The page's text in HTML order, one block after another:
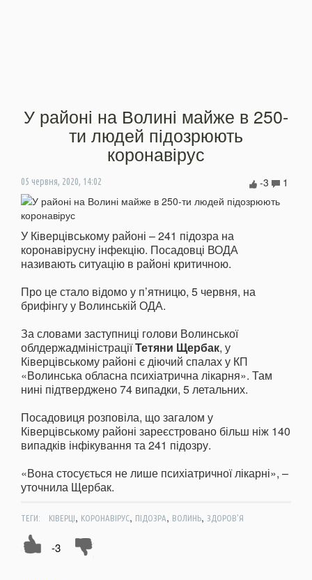
У районі на Волині майже в 250-
ти людей підозрюють
коронавірус
05 червня, 2020, 14:02 1
-3
У Ківерцівському районі – 241 підозра на
коронавірусну інфекцію. Посадовці ВОДА
називають ситуацію в районі критичною.
Про це стало відомо у п’ятницю, 5 червня, на
брифінгу у Волинській ОДА.
За словами заступниці голови Волинської
облдержадміністраціїТетяни Щербак, у
Ківерцівському районі є діючий спалах у КП
«Волинська обласна психіатрична лікарня». Там
нині підтверджено 74 випадки, 5 летальних.
Посадовиця розповіла, що загалом у
Ківерцівському районі зареєстровано більш ніж 140
випадків інфікування та 241 підозру.
«Вона стосується не лише психіатричної лікарні», –
уточнила Щербак.
ТЕГИ: КІВЕРЦІ, КОРОНАВІРУС, ПІДОЗРА, ВОЛИНЬ, ЗДОРОВ'Я
-3